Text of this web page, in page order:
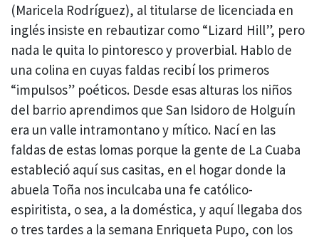
(Maricela Rodríguez), al titularse de licenciada en
inglés insiste en rebautizar como “Lizard Hill”, pero
nada le quita lo pintoresco y proverbial. Hablo de
una colina en cuyas faldas recibí los primeros
“impulsos” poéticos. Desde esas alturas los niños
del barrio aprendimos que San Isidoro de Holguín
era un valle intramontano y mítico. Nací en las
faldas de estas lomas porque la gente de La Cuaba
estableció aquí sus casitas, en el hogar donde la
abuela Toña nos inculcaba una fe católico-
espiritista, o sea, a la doméstica, y aquí llegaba dos
o tres tardes a la semana Enriqueta Pupo, con los